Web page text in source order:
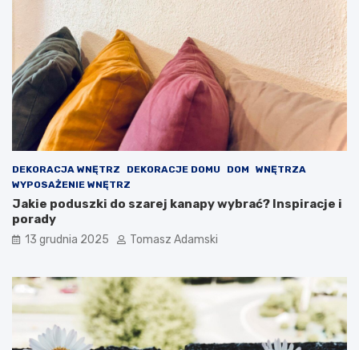
DEKORACJA WNĘTRZ DEKORACJE DOMU DOM
WNĘTRZA
WYPOSAŻENIE WNĘTRZ
Jakie poduszki do szarej kanapy wybrać? Inspiracje i
porady
13 grudnia 2025 Tomasz Adamski